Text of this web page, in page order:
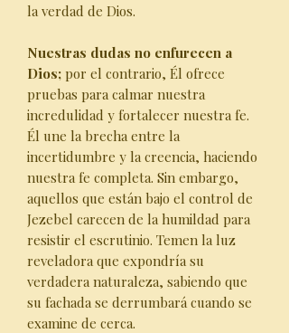
la verdad de Dios.
Nuestras dudas no enfurecen a
Dios; por el contrario, Él ofrece
pruebas para calmar nuestra
incredulidad y fortalecer nuestra fe.
Él une la brecha entre la
incertidumbre y la creencia, haciendo
nuestra fe completa. Sin embargo,
aquellos que están bajo el control de
Jezebel carecen de la humildad para
resistir el escrutinio. Temen la luz
reveladora que expondría su
verdadera naturaleza, sabiendo que
su fachada se derrumbará cuando se
examine de cerca.